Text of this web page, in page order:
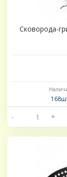
Сковорода-
- +